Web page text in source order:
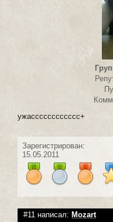
ужасссссссссссс+
Зарегистрирован:
15.05.2011
#11 написал: Mozart